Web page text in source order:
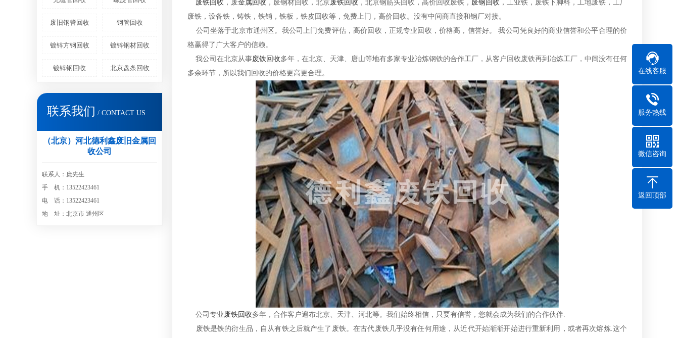
废旧钢管回收 钢管回收
镀锌方钢回收 镀锌钢材回收
镀锌钢回收 北京盘条回收
联系我们 / CONTACT US
（北京）河北德利鑫废旧金属回
收公司
联系人：庞先生
手 机：13522423461
电 话：13522423461
地 址：北京市 通州区
废铁回收 ，废金属回收 ，废钢材回收，北京废铁回收 ，北京钢筋头回收，高价回收废铁， 废钢回收 ，工业铁，废铁下脚料，工地废铁，工厂
废铁，设备铁，铸铁，铁销，铁板，铁皮回收等，免费上门，高价回收。没有中间商直接和钢厂对接。
公司坐落于北京市通州区。我公司上门免费评估，高价回收，正规专业回收，价格高，信誉好。 我公司凭良好的商业信誉和公平合理的价
格赢得了广大客户的信赖。
我公司在北京从事废铁回收多年，在北京、天津、唐山等地有多家专业冶炼钢铁的合作工厂，从客户回收废铁再到冶炼工厂，中间没有任何
多余环节，所以我们回收的价格更高更合理。
公司专业废铁回收多年，合作客户遍布北京、天津、河北等。我们始终相信，只要有信誉，您就会成为我们的合作伙伴.
废铁是铁的衍生品，自从有铁之后就产生了废铁。在古代废铁几乎没有任何用途，从近代开始渐渐开始进行重新利用，或者再次熔炼.这个
在线客服
服务热线
微信咨询
返回顶部